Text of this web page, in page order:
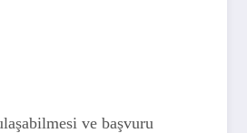
ve başvuru